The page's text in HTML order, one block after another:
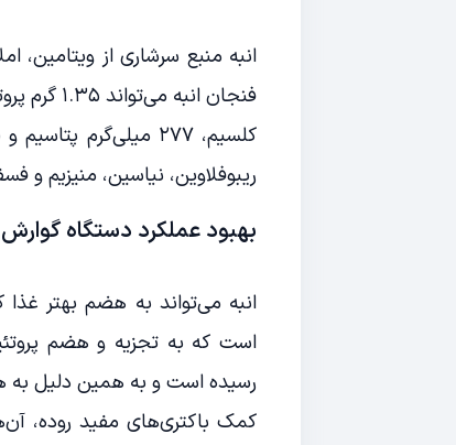
انبه منبع سرشاری از
ریبوفلاوین، نیاسین، منیزیم و
بهبود عملکرد دستگاه گوارش
انبه می‌تواند به هضم بهتر
است که به تجزیه و هضم
رسیده است و به همین دلیل به
کمک باکتری‌های مفید روده،